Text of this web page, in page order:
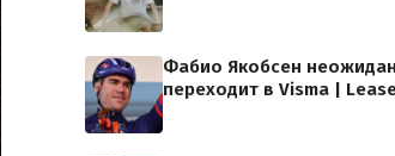
Фабио Якобсен
переходит в Visma |